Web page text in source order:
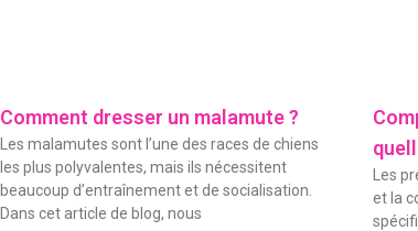
Comment dresser un malamute ?
Les malamutes sont l’une des races de chiens
les plus polyvalentes, mais ils nécessitent
beaucoup d’entraînement et de socialisation.
Dans cet article de blog, nous
Les
et la